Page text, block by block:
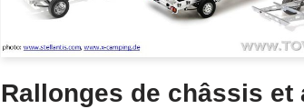
Rallonges de châssis et